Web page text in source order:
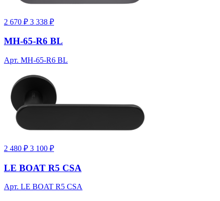
2 670 ₽ 3 338 ₽
MH-65-R6 BL
Арт. MH-65-R6 BL
2 480 ₽ 3 100 ₽
LE BOAT R5 CSA
Арт. LE BOAT R5 CSA